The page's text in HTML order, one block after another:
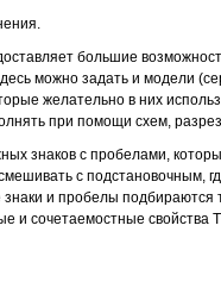
большие
можно задать и модели
желательно в них
при помощи схем,
знаков с пробелами,
с подстановочным,
и пробелы
и сочетаемостные свойства